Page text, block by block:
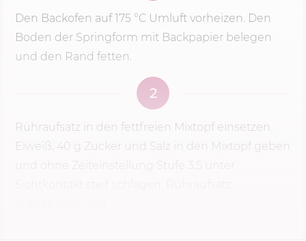
Den Backofen auf175 °C Umluft vorheizen. Den
Boden der Springform mit Backpapier belegen
und den Rand fetten.
2
Rühraufsatz in den fettfreien Mixtopf einsetzen.
Eiweiß, 40 g Zucker und Salz in den Mixtopf geben